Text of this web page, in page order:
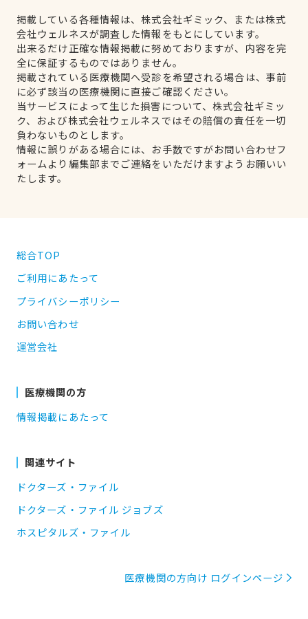
掲載している各種情報は、株式会社ギミック、または株式
会社ウェルネスが調査した情報をもとにしています。
出来るだけ正確な情報掲載に努めておりますが、内容を完
全に保証するものではありません。
掲載されている医療機関へ受診を希望される場合は、事前
に必ず該当の医療機関に直接ご確認ください。
当サービスによって生じた損害について、株式会社ギミッ
ク、および株式会社ウェルネスではその賠償の責任を一切
負わないものとします。
情報に誤りがある場合には、お手数ですがお問い合わせフ
ォームより編集部までご連絡をいただけますようお願いい
たします。
総合TOP
ご利用にあたって
プライバシーポリシー
お問い合わせ
運営会社
医療機関の方
情報掲載にあたって
関連サイト
ドクターズ・ファイル
ドクターズ・ファイル ジョブズ
ホスピタルズ・ファイル
医療機関の方向け ログインページ